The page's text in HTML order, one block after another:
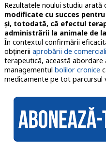
Rezultatele noului studiu arată
modificate cu succes
şi, totodată, că efectul
administrării la animale de
În contextul confirmării
obţinerii aprobării de
terapeutică, această abordare
managementul bolilor cronice
medicamente pe tot parcursul